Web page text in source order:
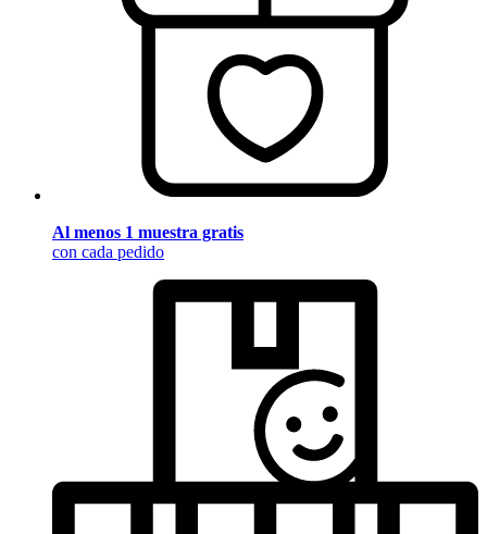
Al menos 1 muestra gratis
con cada pedido